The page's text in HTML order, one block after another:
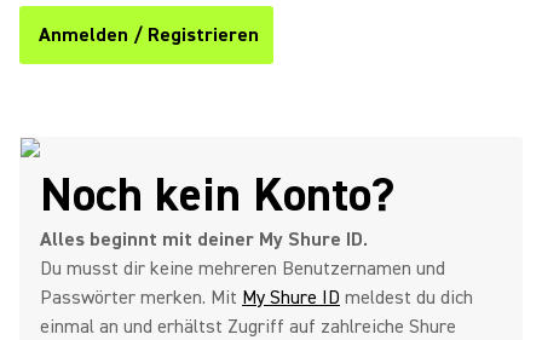
Anmelden / Registrieren
(Opens in a new tab)
Noch kein Konto?
Alles beginnt mit deiner My Shure ID.
Du musst dir keine mehreren Benutzernamen und
Passwörter merken. Mit My Shure ID meldest du dich
einmal an und erhältst Zugriff auf zahlreiche Shure